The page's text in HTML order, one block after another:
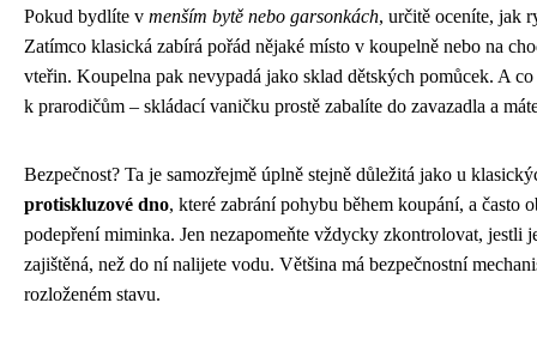
Pokud bydlíte v menším bytě nebo garsonkách, určitě oceníte, jak
Zatímco klasická zabírá pořád nějaké místo v koupelně nebo na
vteřin. Koupelna pak nevypadá jako sklad dětských pomůcek. A
k prarodičům – skládací vaničku prostě zabalíte do zavazadla a
Bezpečnost? Ta je samozřejmě úplně stejně důležitá jako u
protiskluzové dno, které zabrání pohybu během koupání, a často
podepření miminka. Jen nezapomeňte vždycky zkontrolovat, jestli
zajištěná, než do ní nalijete vodu. Většina má bezpečnostní
rozloženém stavu.